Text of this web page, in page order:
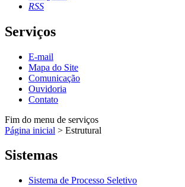
RSS
Serviços
E-mail
Mapa do Site
Comunicação
Ouvidoria
Contato
Fim do menu de serviços
Página inicial > Estrutural
Sistemas
Sistema de Processo Seletivo